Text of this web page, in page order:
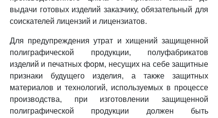
выдачи готовых изделий заказчику, обязательный для
соискателей лицензий и лицензиатов.
Для предупреждения утрат и хищений защищенной
полиграфической продукции, полуфабрикатов
изделий и печатных форм, несущих на себе защитные
признаки будущего изделия, а также защитных
материалов и технологий, используемых в процессе
производства, при изготовлении защищенной
полиграфической продукции должен быть